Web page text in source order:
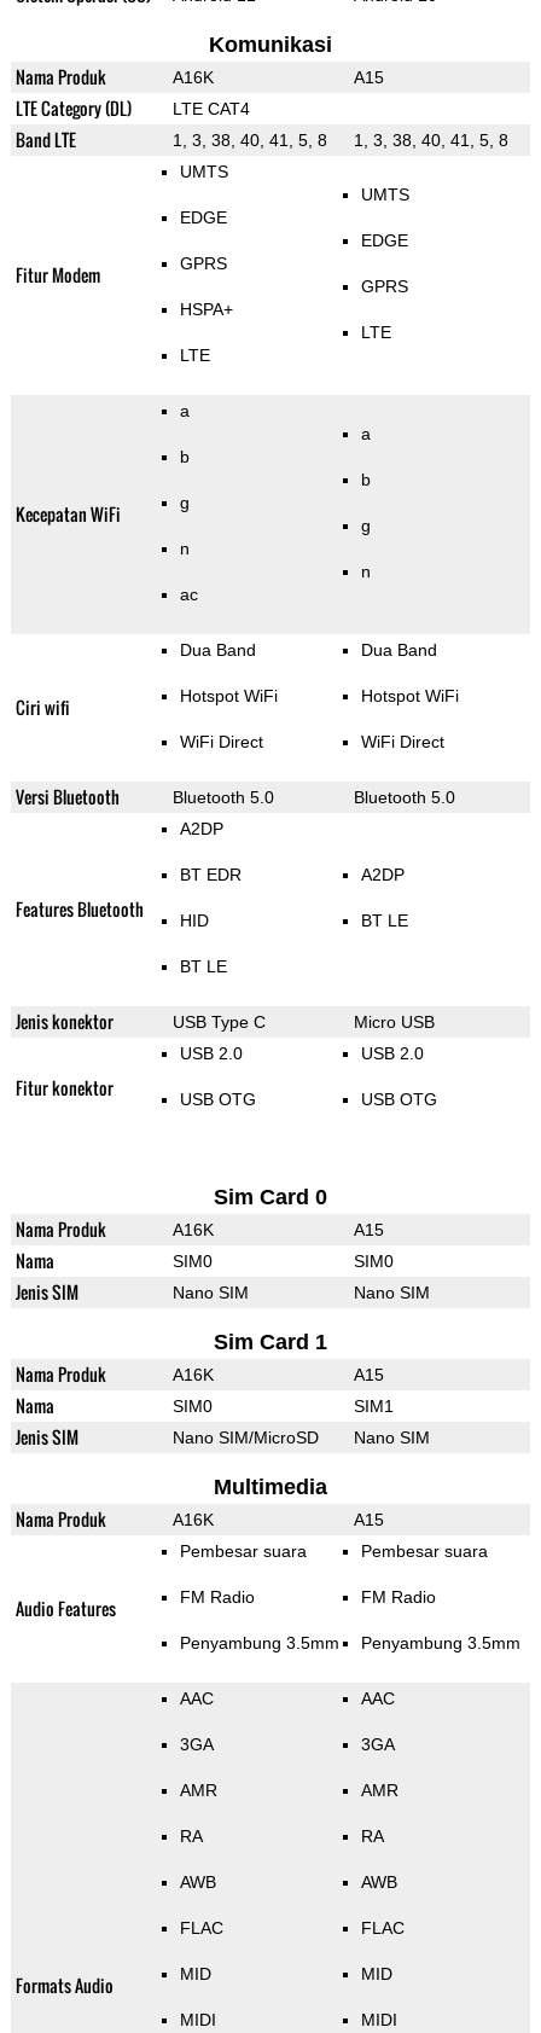
Komunikasi
Nama Produk A16K A15
LTE Category (DL) LTE CAT4
Band LTE 1, 3, 38, 40, 41, 5, 8 1, 3, 38, 40, 41, 5, 8
Fitur Modem
UMTS
EDGE
GPRS
HSPA+
LTE
UMTS
EDGE
GPRS
LTE
Kecepatan WiFi
a
b
g
n
ac
a
b
g
n
Ciri wifi
Dua Band
Hotspot WiFi
WiFi Direct
Dua Band
Hotspot WiFi
WiFi Direct
Versi Bluetooth Bluetooth 5.0 Bluetooth 5.0
Features Bluetooth
A2DP
BT EDR
HID
BT LE
A2DP
BT LE
Jenis konektor USB Type C Micro USB
Fitur konektor
USB 2.0
USB OTG
USB 2.0
USB OTG
Sim Card 0
Nama Produk A16K A15
Nama SIM0 SIM0
Jenis SIM Nano SIM Nano SIM
Sim Card 1
Nama Produk A16K A15
Nama SIM0 SIM1
Jenis SIM Nano SIM/MicroSD Nano SIM
Multimedia
Nama Produk A16K A15
Audio Features
Pembesar suara
FM Radio
Penyambung 3.5mm
Pembesar suara
FM Radio
Penyambung 3.5mm
Formats Audio
AAC
3GA
AMR
RA
AWB
FLAC
MID
MIDI
AAC
3GA
AMR
RA
AWB
FLAC
MID
MIDI